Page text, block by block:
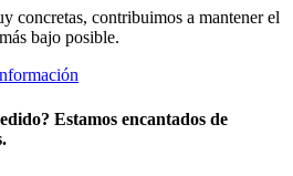
concretas, contribuimos a mantener el
bajo posible.
Estamos encantados de